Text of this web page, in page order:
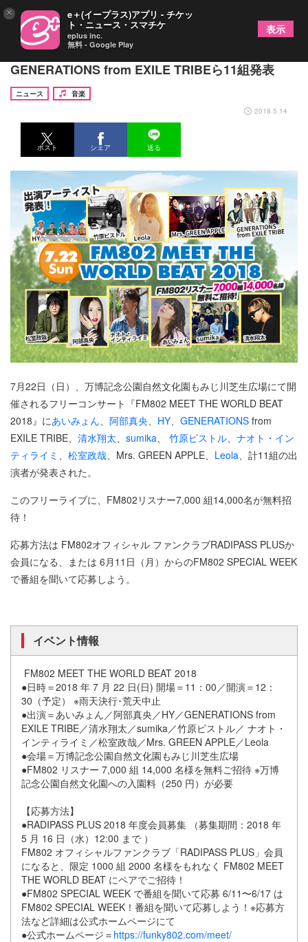
『FM802 MEET THE WORLD BEAT 2018』に
GENERATIONS from EXILE TRIBEら11組発表
ニュース
音楽
2018.5.14
ポスト シェア 送る
7月22日（日）、万博記念公園自然文化園もみじ川芝生広場にて開
催されるフリーコンサート『FM802 MEET THE WORLD BEAT
2018』にあいみょん 阿部真央 HY GENERATIONS from
EXILE TRIBE、 清水翔太 sumika 竹原ピストル
ナオト・イン
ティライミ
松室政哉 、Mrs. GREEN APPLE、 Leola 、計11組の出
演者が発表された。
このフリーライブに、FM802リスナー7,000 組14,000名が無料招
待！
応募方法は FM802オフィシャル ファンクラブRADIPASS PLUSか
会員になる、または 6月11日（月）からのFM802 SPECIAL WEEK
で番組を聞いて応募しよう。
イベント情報
FM802 MEET THE WORLD BEAT 2018
●日時＝2018 年 7 月 22 日(日) 開場＝11：00／開演＝12：
30（予定） ※雨天決行･荒天中止
●出演＝あいみょん／阿部真央／HY／GENERATIONS from
EXILE TRIBE／清水翔太／sumika／竹原ピストル／ ナオト・
インティライミ／松室政哉／Mrs. GREEN APPLE／Leola
●会場＝万博記念公園自然文化園もみじ川芝生広場
●FM802 リスナー 7,000 組 14,000 名様を無料ご招待 ※万博
記念公園自然文化園への入園料（250 円）が必要
【応募方法】
●RADIPASS PLUS 2018 年度会員募集 （募集期間：2018 年
5 月 16 日（水）12:00 まで ）
FM802 オフィシャルファンクラブ「RADIPASS PLUS」会員
になると、限定 1000 組 2000 名様をもれなく FM802 MEET
THE WORLD BEAT にペアでご招待！
●FM802 SPECIAL WEEK で番組を聞いて応募 6/11〜6/17 は
FM802 SPECIAL WEEK！番組を聞いて応募しよう！※応募方
法など詳細は公式ホームページにて
●公式ホームページ＝ https://funky802.com/meet/
× e＋(イープラス)アプリ - チケッ
ト・ニュース・スマチケ
eplus inc.
無料 - Google Play
表示